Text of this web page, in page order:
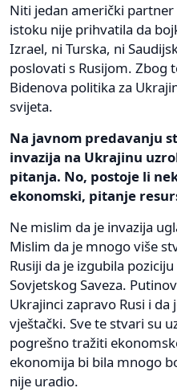
Niti jedan američki partner
istoku nije prihvatila da
Izrael, ni Turska, ni
poslovati s Rusijom. Zbog
Bidenova politika za
svijeta.
Na javnom predavanju
invazija na Ukrajinu
pitanja. No, postoje li
ekonomski, pitanje
Ne mislim da je invazija
Mislim da je mnogo više
Rusiji da je izgubila
Sovjetskog Saveza.
Ukrajinci zapravo Rusi i
vještački. Sve te stvari su
pogrešno tražiti
ekonomija bi bila mnogo
nije uradio.